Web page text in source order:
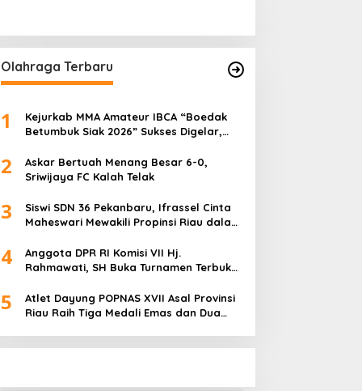
Olahraga Terbaru
1
Kejurkab MMA Amateur IBCA “Boedak
Betumbuk Siak 2026” Sukses Digelar,
2
Askar Bertuah Menang Besar 6-0,
Sriwijaya FC Kalah Telak
3
Siswi SDN 36 Pekanbaru, Ifrassel Cinta
Maheswari Mewakili Propinsi Riau dalam
Senam Putri
4
Anggota DPR RI Komisi VII Hj.
Rahmawati, SH Buka Turnamen Terbuka
Wanita di Kalimantan Utara
5
Atlet Dayung POPNAS XVII Asal Provinsi
Riau Raih Tiga Medali Emas dan Dua